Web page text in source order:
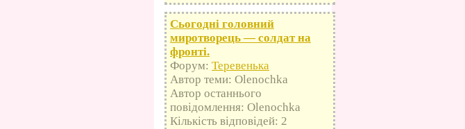
Сьогодні головний
миротворець — солдат на
фронті.
Форум: Теревенька
Автор теми: Olenochka
Автор останнього
повідомлення: Olenochka
Кількість відповідей: 2